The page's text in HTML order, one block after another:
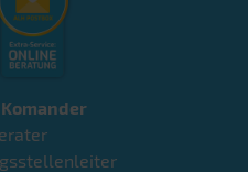
Komander